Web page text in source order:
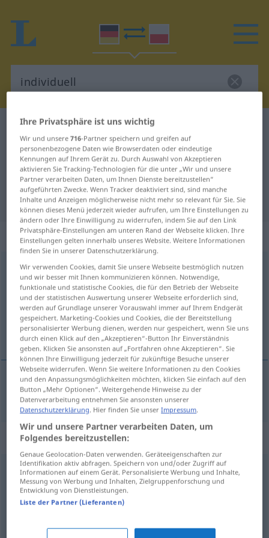
Deutsch-Polnisch Wörterbuch
Deutsch-Polnisch Übersetzung für
"individuell"
"individuell" Polnisch Übersetzung
„individuell“
individuell
Übersicht aller Übersetzungen
(Für mehr Details die Übersetzung anklicken/antippen)
indywidualny
indywidualny individuell
Synonyme für "individuell"
beispiellos,unverwechselbar (ugs.),ohnegleichen,
einmalig,unnachahmlich,alleinig
Ihre Privatsphäre ist uns wichtig
Wir und unsere716-Partner speichern und greifen auf
personenbezogene Daten wie Browserdaten oder eindeutige
Kennungen auf Ihrem Gerät zu. Durch Auswahl von Akzeptieren
aktivieren Sie Tracking-Technologien für die unter „Wir und unsere
Partner verarbeiten Daten, um Ihnen Dienste bereitzustellen“
aufgeführten Zwecke. Wenn Tracker deaktiviert sind, sind manche
Inhalte und Anzeigen möglicherweise nicht mehr so relevant für Sie. Sie
können dieses Menü jederzeit wieder aufrufen, um Ihre Einstellungen zu
ändern oder Ihre Einwilligung zu widerrufen, indem Sie auf den Link
Privatsphäre-Einstellungen am unteren Rand der Webseite klicken. Ihre
Einstellungen gelten innerhalb unseres Website. Weitere Informationen
finden Sie in unserer Datenschutzerklärung.
Wir verwenden Cookies, damit Sie unsere Webseite bestmöglich nutzen
und wir besser mit Ihnen kommunizieren können. Notwendige,
funktionale und statistische Cookies, die für den Betrieb der Webseite
und der statistischen Auswertung unserer Webseite erforderlich sind,
werden auf Grundlage unserer Vorauswahl immer auf Ihrem Endgerät
gespeichert. Marketing-Cookies und Cookies, die der Bereitstellung
personalisierter Werbung dienen, werden nur gespeichert, wenn Sie uns
durch einen Klick auf den „Akzeptieren“-Button Ihr Einverständnis
geben. Klicken Sie ansonsten auf „Fortfahren ohne Akzeptieren“. Sie
können Ihre Einwilligung jederzeit für zukünftige Besuche unserer
Webseite widerrufen. Wenn Sie weitere Informationen zu den Cookies
und den Anpassungsmöglichkeiten möchten, klicken Sie einfach auf den
Button „Mehr Optionen“. Weitergehende Hinweise zu der
Datenverarbeitung entnehmen Sie ansonsten unserer
Datenschutzerklärung. Hier finden Sie unserImpressum.
Wir und unsere Partner verarbeiten Daten, um
Folgendes bereitzustellen:
Genaue Geolocation-Daten verwenden. Geräteeigenschaften zur
Identifikation aktiv abfragen. Speichern von und/oder Zugriff auf
Informationen auf einem Gerät. Personalisierte Werbung und Inhalte,
Messung von Werbung und Inhalten, Zielgruppenforschung und
Entwicklung von Dienstleistungen.
Liste der Partner (Lieferanten)